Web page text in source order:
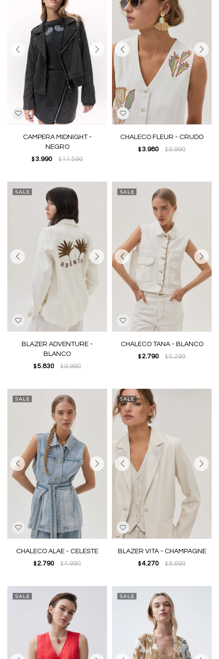
CAMPERA MIDNIGHT -
NEGRO
$ 3.990 $11.590
CHALECO FLEUR - CRUDO
$ 3.980 $6.990
BLAZER ADVENTURE -
BLANCO
$ 5.830 $9.990
CHALECO TANA - BLANCO
$ 2.790 $5.290
CHALECO ALAE - CELESTE
$ 2.790 $4.990
BLAZER VITA - CHAMPAGNE
$ 4.270 $8.690